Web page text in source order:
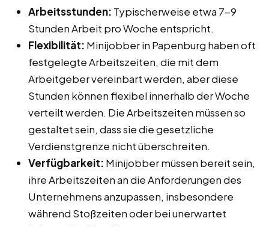
Arbeitsstunden: Typischerweise etwa 7-9
Stunden Arbeit pro Woche entspricht.
Flexibilität: Minijobber in Papenburg haben oft
festgelegte Arbeitszeiten, die mit dem
Arbeitgeber vereinbart werden, aber diese
Stunden können flexibel innerhalb der Woche
verteilt werden. Die Arbeitszeiten müssen so
gestaltet sein, dass sie die gesetzliche
Verdienstgrenze nicht überschreiten.
Verfügbarkeit: Minijobber müssen bereit sein,
ihre Arbeitszeiten an die Anforderungen des
Unternehmens anzupassen, insbesondere
während Stoßzeiten oder bei unerwartet